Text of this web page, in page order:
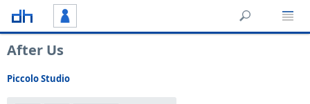
After Us
Piccolo Studio